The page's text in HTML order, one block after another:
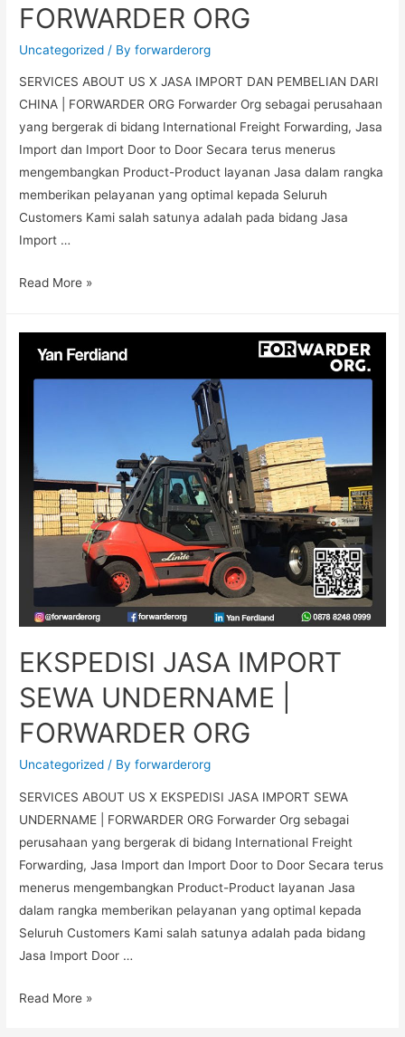
FORWARDER ORG
Uncategorized / Byforwarderorg
SERVICES ABOUT US X JASA IMPORT DAN PEMBELIAN DARI
CHINA | FORWARDER ORG Forwarder Org sebagai perusahaan
yang bergerak di bidang International Freight Forwarding, Jasa
Import dan Import Door to Door Secara terus menerus
mengembangkan Product-Product layanan Jasa dalam rangka
memberikan pelayanan yang optimal kepada Seluruh
Customers Kami salah satunya adalah pada bidang Jasa
Import …
Read More »
EKSPEDISI JASA IMPORT
SEWA UNDERNAME |
FORWARDER ORG
Uncategorized / Byforwarderorg
SERVICES ABOUT US X EKSPEDISI JASA IMPORT SEWA
UNDERNAME | FORWARDER ORG Forwarder Org sebagai
perusahaan yang bergerak di bidang International Freight
Forwarding, Jasa Import dan Import Door to Door Secara terus
menerus mengembangkan Product-Product layanan Jasa
dalam rangka memberikan pelayanan yang optimal kepada
Seluruh Customers Kami salah satunya adalah pada bidang
Jasa Import Door …
Read More »